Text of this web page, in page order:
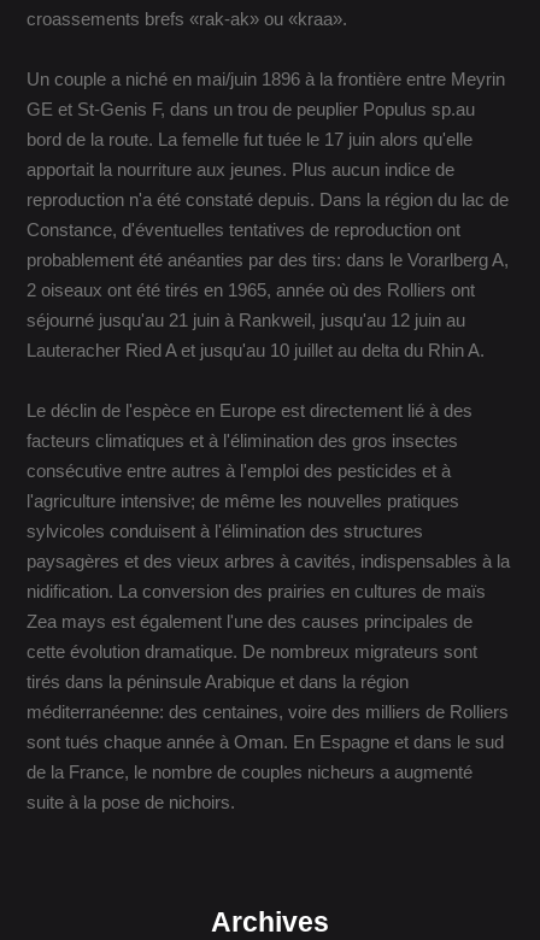
croassements brefs «rak-ak» ou «kraa».
Un couple a niché en mai/juin 1896 à la frontière entre Meyrin
GE et St-Genis F, dans un trou de peuplier Populus sp.au
bord de la route. La femelle fut tuée le 17 juin alors qu'elle
apportait la nourriture aux jeunes. Plus aucun indice de
reproduction n'a été constaté depuis. Dans la région du lac de
Constance, d'éventuelles tentatives de reproduction ont
probablement été anéanties par des tirs: dans le Vorarlberg A,
2 oiseaux ont été tirés en 1965, année où des Rolliers ont
séjourné jusqu'au 21 juin à Rankweil, jusqu'au 12 juin au
Lauteracher Ried A et jusqu'au 10 juillet au delta du Rhin A.
Le déclin de l'espèce en Europe est directement lié à des
facteurs climatiques et à l'élimination des gros insectes
consécutive entre autres à l'emploi des pesticides et à
l'agriculture intensive; de même les nouvelles pratiques
sylvicoles conduisent à l'élimination des structures
paysagères et des vieux arbres à cavités, indispensables à la
nidification. La conversion des prairies en cultures de maïs
Zea mays est également l'une des causes principales de
cette évolution dramatique. De nombreux migrateurs sont
tirés dans la péninsule Arabique et dans la région
méditerranéenne: des centaines, voire des milliers de Rolliers
sont tués chaque année à Oman. En Espagne et dans le sud
de la France, le nombre de couples nicheurs a augmenté
suite à la pose de nichoirs.
Archives